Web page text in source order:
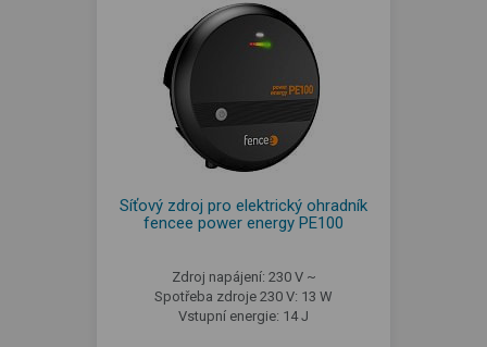
Síťový zdroj pro elektrický ohradník
fencee power energy PE100
Zdroj napájení: 230 V ~
Spotřeba zdroje 230 V: 13 W
Vstupní energie: 14 J